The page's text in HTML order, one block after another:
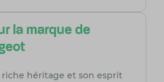
la marque de
riche héritage et son esprit